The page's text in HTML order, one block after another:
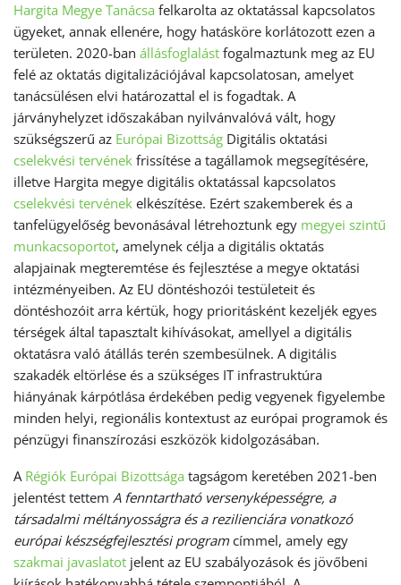
Hargita Megye Tanácsa felkarolta az oktatással kapcsolatos
ügyeket, annak ellenére, hogy hatásköre korlátozott ezen a
területen. 2020-ban állásfoglalást fogalmaztunk meg az EU
felé az oktatás digitalizációjával kapcsolatosan, amelyet
tanácsülésen elvi határozattal el is fogadtak. A
járványhelyzet időszakában nyilvánvalóvá vált, hogy
szükségszerű az Európai Bizottság Digitális oktatási
cselekvési tervének frissítése a tagállamok megsegítésére,
illetve Hargita megye digitális oktatással kapcsolatos
cselekvési tervének elkészítése. Ezért szakemberek és a
tanfelügyelőség bevonásával létrehoztunk egy megyei szintű
munkacsoportot, amelynek célja a digitális oktatás
alapjainak megteremtése és fejlesztése a megye oktatási
intézményeiben. Az EU döntéshozói testületeit és
döntéshozóit arra kértük, hogy prioritásként kezeljék egyes
térségek által tapasztalt kihívásokat, amellyel a digitális
oktatásra való átállás terén szembesülnek. A digitális
szakadék eltörlése és a szükséges IT infrastruktúra
hiányának kárpótlása érdekében pedig vegyenek figyelembe
minden helyi, regionális kontextust az európai programok és
pénzügyi finanszírozási eszközök kidolgozásában.
A Régiók Európai Bizottsága tagságom keretében 2021-ben
jelentést tettem A fenntartható versenyképességre, a
társadalmi méltányosságra és a rezilienciára vonatkozó
európai készségfejlesztési program címmel, amely egy
szakmai javaslatot jelent az EU szabályozások és jövőbeni